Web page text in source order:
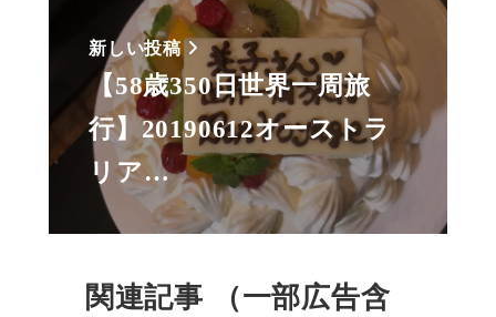
新しい投稿
【58歳350日世界一周旅
行】20190612オーストラ
リア…
関連記事 （一部広告含